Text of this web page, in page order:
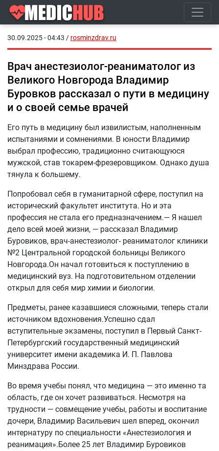
30.09.2025 - 04:43 / rosminzdrav.ru
Врач анестезиолог-реаниматолог из
Великого Новгорода Владимир
Буровков рассказал о пути в медицину
и о своей семье врачей
Его путь в медицину был извилистым, наполненным
испытаниями и сомнениями. В юности Владимир
выбрал профессию, традиционно считающуюся
мужской, став токарем-фрезеровщиком. Однако душа
тянула к большему.
Попробовал себя в гуманитарной сфере, поступил на
исторический факультет института. Но и эта
профессия не стала его предназначением.— Я нашел
дело всей моей жизни, — рассказал Владимир
Буровиков, врач-анестезиолог- реаниматолог клиники
№2 Центральной городской больницы Великого
Новгорода.Он начал готовиться к поступлению в
медицинский вуз. На подготовительном отделении
открыл для себя мир химии и биологии.
Предметы, ранее казавшиеся сложными, теперь стали
источником вдохновения.Успешно сдал
вступительные экзамены, поступил в Первый Санкт-
Петербургский государственный медицинский
университет имени академика И. П. Павлова
Минздрава России.
Во время учебы понял, что медицина — это именно та
область, где он хочет развиваться. Несмотря на
трудности — совмещение учебы, работы и воспитание
дочери, Владимир Васильевич шел вперед, окончил
интернатуру по специальности «Анестезиология и
реанимация».Более 25 лет Владимир Буровиков